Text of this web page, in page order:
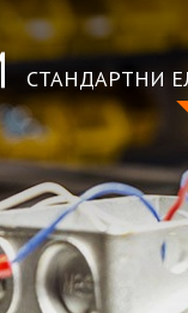
СТАНДАРТНИ